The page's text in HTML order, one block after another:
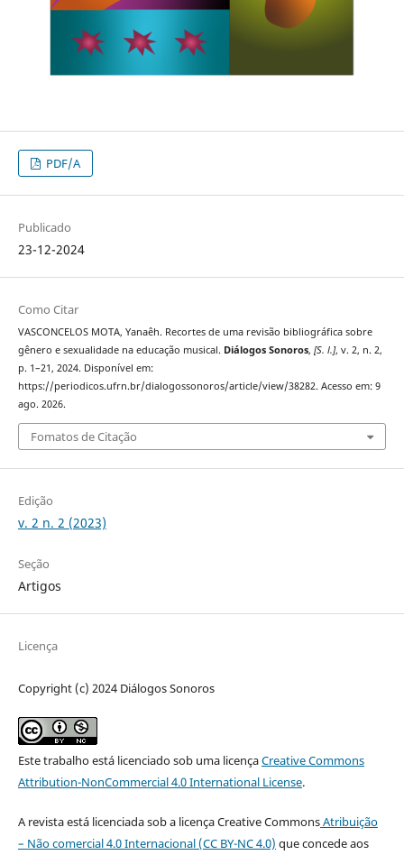
PDF/A
Publicado
23-12-2024
Como Citar
VASCONCELOS MOTA, Yanaêh. Recortes de uma revisão bibliográfica sobre
gênero e sexualidade na educação musical. Diálogos Sonoros, [S. l.], v. 2, n. 2,
p. 1–21, 2024. Disponível em:
https://periodicos.ufrn.br/dialogossonoros/article/view/38282. Acesso em: 9
ago. 2026.
Fomatos de Citação
Edição
v. 2 n. 2 (2023)
Seção
Artigos
Licença
Copyright (c) 2024 Diálogos Sonoros
Este trabalho está licenciado sob uma licençaCreative Commons
Attribution-NonCommercial 4.0 International License.
A revista está licenciada sob a licença Creative CommonsAtribuição
– Não comercial 4.0 Internacional (CC BY-NC 4.0) que concede aos